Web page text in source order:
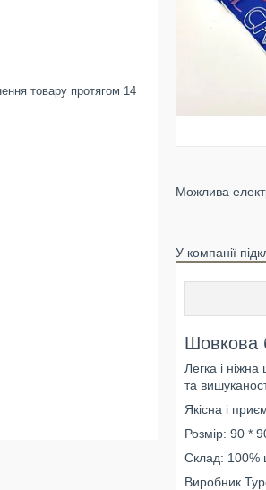
У компанії
Шовкова
Легка і ніжна
та
Якісна і
Розмір: 90 *
Склад: 100%
Виробник
товару протягом 14